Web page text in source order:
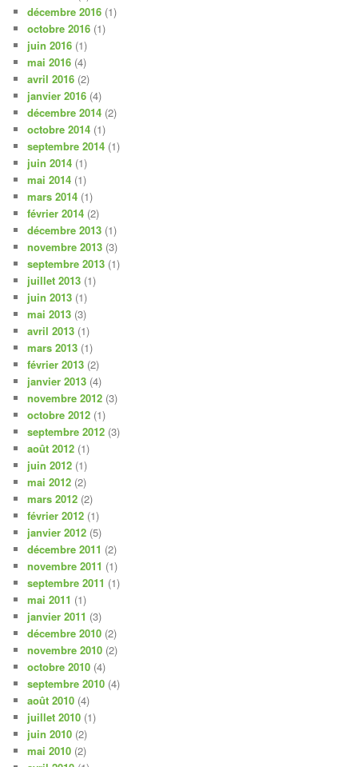
décembre 2016 (1)
octobre 2016 (1)
juin 2016 (1)
mai 2016 (4)
avril 2016 (2)
janvier 2016 (4)
décembre 2014 (2)
octobre 2014 (1)
septembre 2014 (1)
juin 2014 (1)
mai 2014 (1)
mars 2014 (1)
février 2014 (2)
décembre 2013 (1)
novembre 2013 (3)
septembre 2013 (1)
juillet 2013 (1)
juin 2013 (1)
mai 2013 (3)
avril 2013 (1)
mars 2013 (1)
février 2013 (2)
janvier 2013 (4)
novembre 2012 (3)
octobre 2012 (1)
septembre 2012 (3)
août 2012 (1)
juin 2012 (1)
mai 2012 (2)
mars 2012 (2)
février 2012 (1)
janvier 2012 (5)
décembre 2011 (2)
novembre 2011 (1)
septembre 2011 (1)
mai 2011 (1)
janvier 2011 (3)
décembre 2010 (2)
novembre 2010 (2)
octobre 2010 (4)
septembre 2010 (4)
août 2010 (4)
juillet 2010 (1)
juin 2010 (2)
mai 2010 (2)